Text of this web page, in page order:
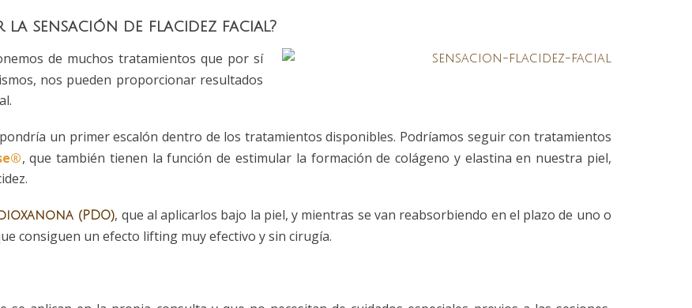
la sensación de flacidez facial?
de muchos tratamientos que por sí
nos pueden proporcionar resultados
un primer escalón dentro de los tratamientos disponibles. Podríamos seguir con tratamientos
, que también tienen la función de estimular la formación de colágeno y elastina en nuestra piel,
(PDO), que al aplicarlos bajo la piel, y mientras se van reabsorbiendo en el plazo de uno o
consiguen un efecto lifting muy efectivo y sin cirugía.